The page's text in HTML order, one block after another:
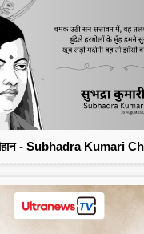
- Subhadra Kumari